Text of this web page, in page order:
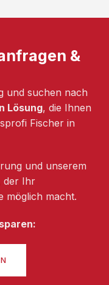
&
und suchen nach
Lösung, die Ihnen
Fischer in
und unserem
der Ihr
möglich macht.